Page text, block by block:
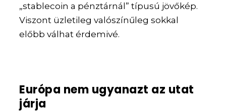
„stablecoin a pénztárnál” típusú jövőkép.
Viszont üzletileg valószínűleg sokkal
előbb válhat érdemivé.
Európa nem ugyanazt az utat
járja